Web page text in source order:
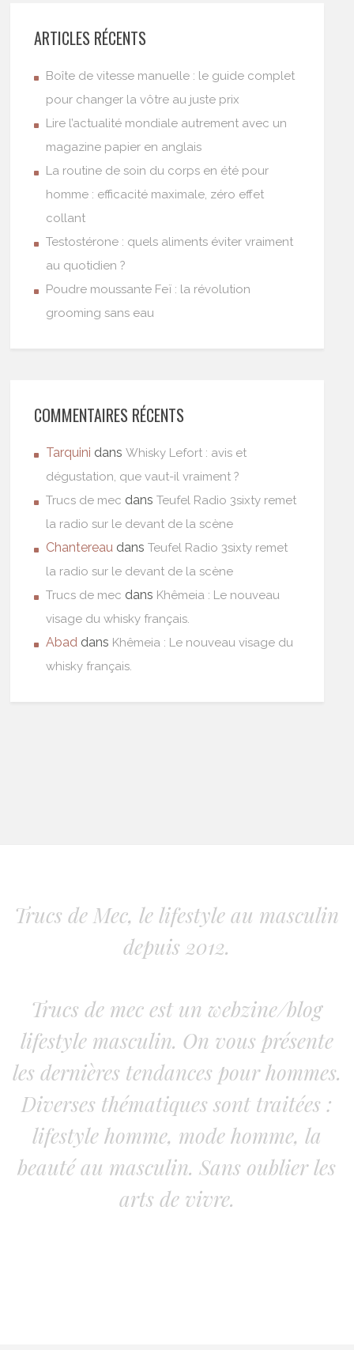
ARTICLES RÉCENTS
Boîte de vitesse manuelle : le guide complet
pour changer la vôtre au juste prix
Lire l’actualité mondiale autrement avec un
magazine papier en anglais
La routine de soin du corps en été pour
homme : efficacité maximale, zéro effet
collant
Testostérone : quels aliments éviter vraiment
au quotidien ?
Poudre moussante Feï : la révolution
grooming sans eau
COMMENTAIRES RÉCENTS
Tarquini dansWhisky Lefort : avis et
dégustation, que vaut-il vraiment ?
Trucs de mec dansTeufel Radio 3sixty remet
la radio sur le devant de la scène
Chantereau dansTeufel Radio 3sixty remet
la radio sur le devant de la scène
Trucs de mec dans Khêmeia : Le nouveau
visage du whisky français.
Abad dans Khêmeia : Le nouveau visage du
whisky français.
Trucs de Mec, le lifestyle au masculin
depuis 2012.
Trucs de mec est un webzine/blog
lifestyle masculin. On vous présente
les dernières tendances pour hommes.
Diverses thématiques sont traitées :
lifestyle homme, mode homme, la
beauté au masculin. Sans oublier les
arts de vivre.